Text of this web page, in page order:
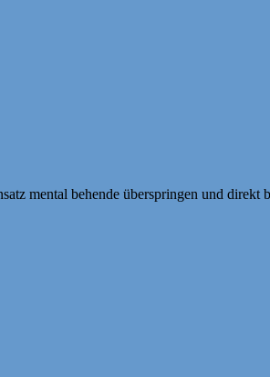
mental behende überspringen und direkt